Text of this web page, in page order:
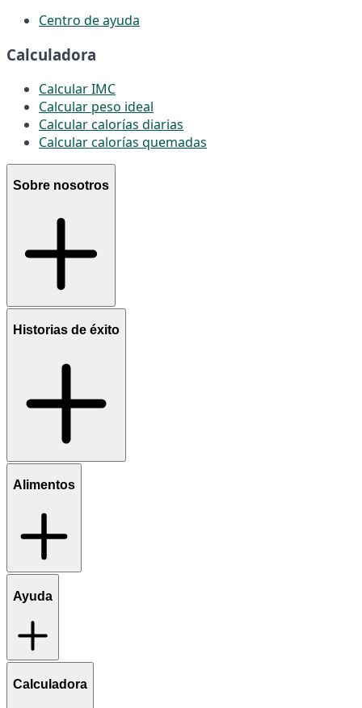
Centro de ayuda
Calculadora
Calcular IMC
Calcular peso ideal
Calcular calorías diarias
Calcular calorías quemadas
Sobre nosotros
Historias de éxito
Alimentos
Ayuda
Calculadora